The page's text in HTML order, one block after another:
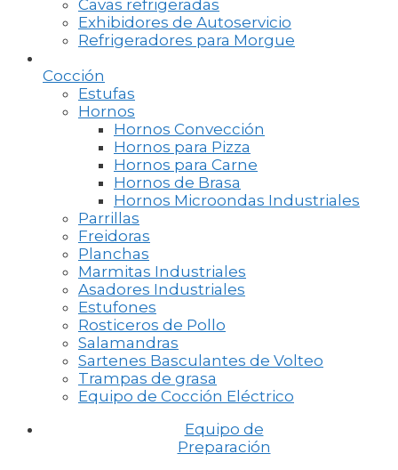
Cavas refrigeradas
Exhibidores de Autoservicio
Refrigeradores para Morgue
Cocción
Estufas
Hornos
Hornos Convección
Hornos para Pizza
Hornos para Carne
Hornos de Brasa
Hornos Microondas Industriales
Parrillas
Freidoras
Planchas
Marmitas Industriales
Asadores Industriales
Estufones
Rosticeros de Pollo
Salamandras
Sartenes Basculantes de Volteo
Trampas de grasa
Equipo de Cocción Eléctrico
Equipo de
Preparación